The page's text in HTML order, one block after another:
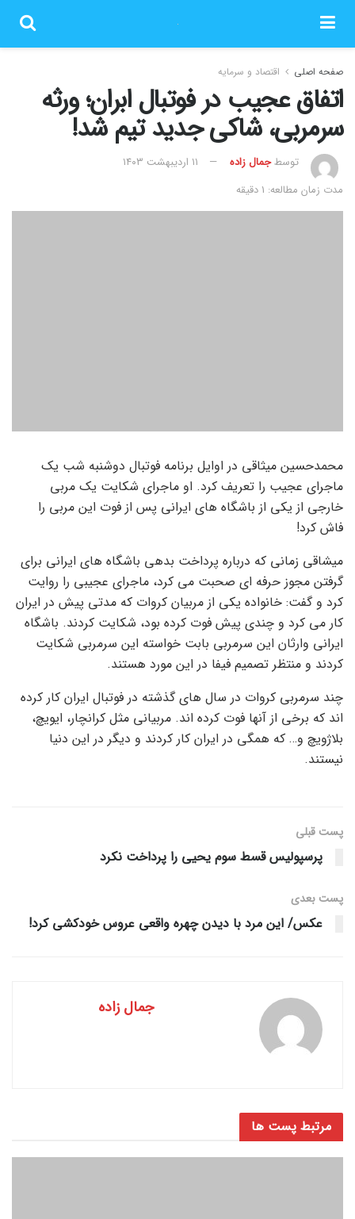
صفحه اصلی اقتصاد و سرمایه
اتفاق عجیب در فوتبال ابران؛ ورثه
سرمربی، شاکی جدید تیم شد!
توسطجمال زاده
۱۱ اردیبهشت ۱۴۰۳
مدت زمان مطالعه: 1 دقیقه
محمدحسین میثاقی در اوایل برنامه فوتبال دوشنبه شب یک
ماجرای عجیب را تعریف کرد. او ماجرای شکایت یک مربی
خارجی از یکی از باشگاه های ایرانی پس از فوت این مربی را
فاش کرد!
میشاقی زمانی که درباره پرداخت بدهی باشگاه های ایرانی برای
گرفتن مجوز حرفه ای صحبت می کرد، ماجرای عجیبی را روایت
کرد و گفت: خانواده یکی از مربیان کروات که مدتی پیش در ایران
کار می کرد و چندی پیش فوت کرده بود، شکایت کردند. باشگاه
ایرانی وارثان این سرمربی بابت خواسته این سرمربی شکایت
کردند و منتظر تصمیم فیفا در این مورد هستند.
چند سرمربی کروات در سال های گذشته در فوتبال ایران کار کرده
اند که برخی از آنها فوت کرده اند. مربیانی مثل کرانچار، ایویچ،
بلاژویچ و… که همگی در ایران کار کردند و دیگر در این دنیا
نیستند.
پست قبلی
پرسپولیس قسط سوم یحیی را پرداخت نکرد
پست‌ بعدی
عکس/ این مرد با دیدن چهره واقعی عروس خودکشی کرد!
جمال زاده
مرتبط پست ها